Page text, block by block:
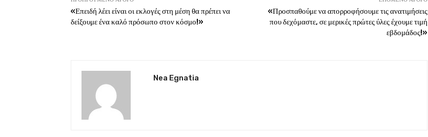
«Επειδή λέει είναι οι εκλογές στη μέση θα πρέπει να
δείξουμε ένα καλό πρόσωπο στον κόσμο!»
«Προσπαθούμε να απορροφήσουμε τις ανατιμήσεις
που δεχόμαστε, σε μερικές πρώτες ύλες έχουμε τιμή
εβδομάδος!»
Nea Egnatia